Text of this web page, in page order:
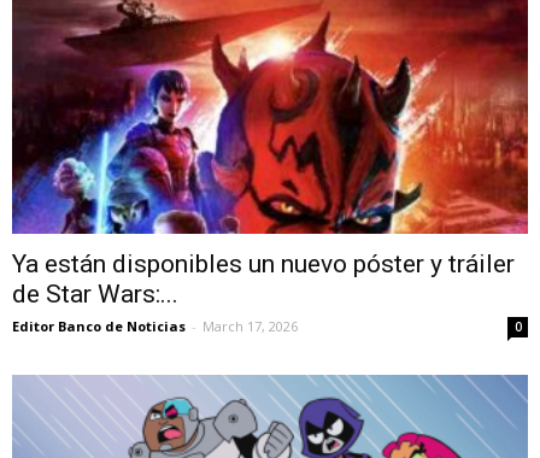
Ya están disponibles un nuevo póster y tráiler
de Star Wars:...
Editor Banco de Noticias - March 17, 2026 0